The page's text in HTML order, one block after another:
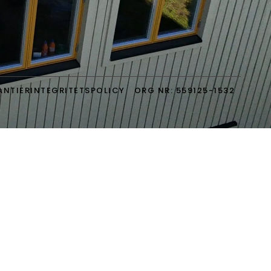
INTEGRITETSPOLICY ORG NR: 559125-1532